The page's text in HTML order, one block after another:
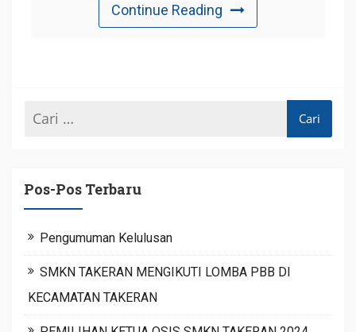
Continue Reading
Pos-Pos Terbaru
Pengumuman Kelulusan
SMKN TAKERAN MENGIKUTI LOMBA PBB DI
KECAMATAN TAKERAN